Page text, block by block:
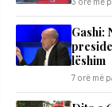
Gashi:
lëshim
7 orë më